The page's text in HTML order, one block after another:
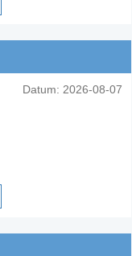
Datum: 2026-08-07